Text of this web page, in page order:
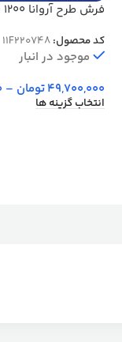
کد محصول:11F220748
موجود در انبار
49,700,000تومان –
انتخاب گزینه ها